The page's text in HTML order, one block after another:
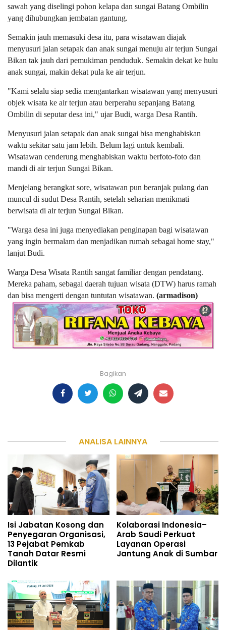
sawah yang diselingi pohon kelapa dan sungai Batang Ombilin
yang dihubungkan jembatan gantung.
Semakin jauh memasuki desa itu, para wisatawan diajak
menyusuri jalan setapak dan anak sungai menuju air terjun Sungai
Bikan tak jauh dari pemukiman penduduk. Semakin dekat ke hulu
anak sungai, makin dekat pula ke air terjun.
"Kami selalu siap sedia mengantarkan wisatawan yang menyusuri
objek wisata ke air terjun atau berperahu sepanjang Batang
Ombilin di seputar desa ini," ujar Budi, warga Desa Rantih.
Menyusuri jalan setapak dan anak sungai bisa menghabiskan
waktu sekitar satu jam lebih. Belum lagi untuk kembali.
Wisatawan cenderung menghabiskan waktu berfoto-foto dan
mandi di air terjun Sungai Bikan.
Menjelang berangkat sore, wisatawan pun beranjak pulang dan
muncul di sudut Desa Rantih, setelah seharian menikmati
berwisata di air terjun Sungai Bikan.
"Warga desa ini juga menyediakan penginapan bagi wisatawan
yang ingin bermalam dan menjadikan rumah sebagai home stay,"
lanjut Budi.
Warga Desa Wisata Rantih sangat familiar dengan pendatang.
Mereka paham, sebagai daerah tujuan wisata (DTW) harus ramah
dan bisa mengerti dengan tuntutan wisatawan. (armadison)
Bagikan
ANALISA LAINNYA
Isi Jabatan Kosong dan
Penyegaran Organisasi,
13 Pejabat Pemkab
Tanah Datar Resmi
Dilantik
Kolaborasi Indonesia–
Arab Saudi Perkuat
Layanan Operasi
Jantung Anak di Sumbar